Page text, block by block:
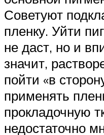
Советуют
пленку. Уйти
не даст, но и
значит,
пойти «в
применять
прокладочную
недостаточно